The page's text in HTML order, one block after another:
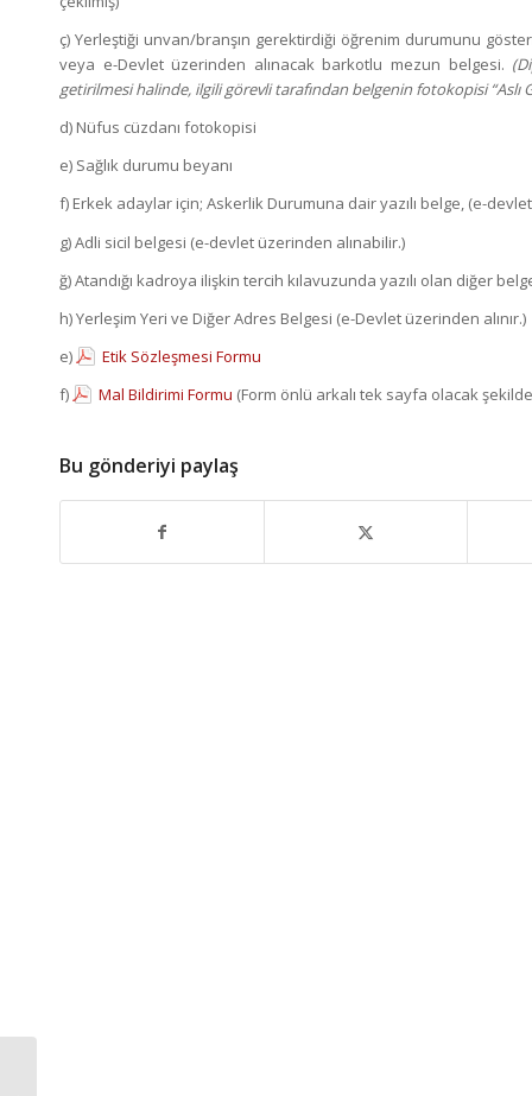
ç) Yerleştiği unvan/branşın gerektirdiği öğrenim durumunu
veya e-Devlet üzerinden alınacak barkotlu mezun belgesi.
getirilmesi halinde, ilgili görevli tarafından belgenin fotokopisi “Aslı
d) Nüfus cüzdanı fotokopisi
e) Sağlık durumu beyanı
f) Erkek adaylar için; Askerlik Durumuna dair yazılı belge, (e-
g) Adli sicil belgesi (e-devlet üzerinden alınabilir.)
ğ) Atandığı kadroya ilişkin tercih kılavuzunda yazılı olan diğer
h) Yerleşim Yeri ve Diğer Adres Belgesi (e-Devlet üzerinden alınır.)
e)
Etik Sözleşmesi Formu
f)
Mal Bildirimi Formu (Form önlü arkalı tek sayfa olacak
Bu gönderiyi paylaş